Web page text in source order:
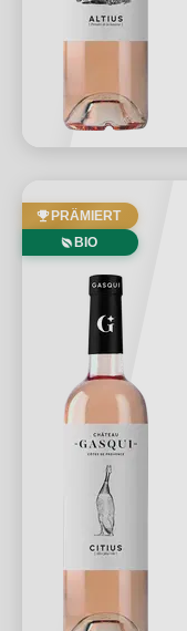
PRÄMIERT
BIO